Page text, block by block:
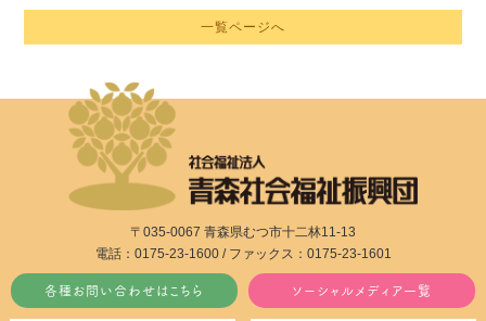
一覧ページへ
〒035-0067 青森県むつ市十二林11-13
電話：0175-23-1600 / ファックス：0175-23-1601
各種お問い合わせはこちら ソーシャルメディア一覧